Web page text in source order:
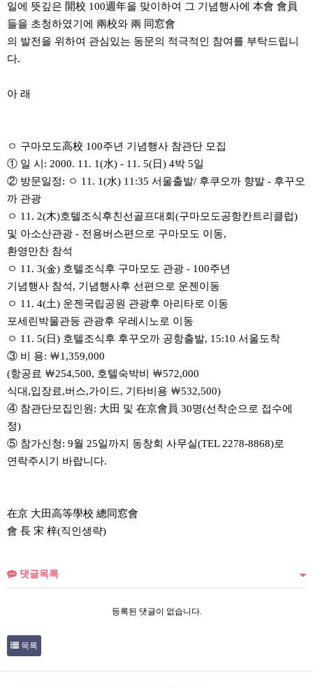
일에 뜻깊은 開校 100週年을 맞이하여 그 기념행사에 本會 會員
들을 초청하였기에 兩校와 兩 同窓會
의 발전을 위하여 관심있는 동문의 적극적인 참여를 부탁드립니
다.
아 래
ㅇ 구마모도高校 100주년 기념행사 참관단 모집
① 일 시: 2000. 11. 1(水) - 11. 5(日) 4박 5일
② 방문일정: ㅇ 11. 1(水) 11:35 서울출발/ 후쿠오까 향발 - 후꾸오
까 관광
ㅇ 11. 2(木)호텔조식후친선골프대회(구마모도공항칸트리클럽)
및 아소산관광 - 전용버스편으로 구마모도 이동,
환영만찬 참석
ㅇ 11. 3(金) 호텔조식후 구마모도 관광 - 100주년
기념행사 참석, 기념행사후 선편으로 운젠이동
ㅇ 11. 4(土) 운젠국립공원 관광후 아리타로 이동
포세린박물관등 관광후 우레시노로 이동
ㅇ 11. 5(日) 호텔조식후 후꾸오까 공항출발, 15:10 서울도착
③ 비 용: ￦1,359,000
(항공료 ￦254,500, 호텔숙박비 ￦572,000
식대,입장료,버스,가이드, 기타비용 ￦532,500)
④ 참관단모집인원: 大田 및 在京會員 30명(선착순으로 접수에
정)
⑤ 참가신청: 9월 25일까지 동창회 사무실(TEL 2278-8868)로
연락주시기 바랍니다.
在京 大田高等學校 總同窓會
會 長 宋 梓(직인생략)
댓글목록
등록된 댓글이 없습니다.
목록